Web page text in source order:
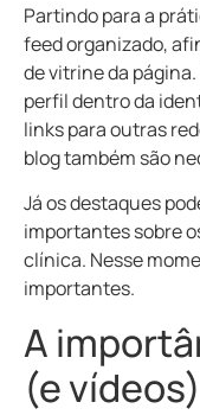
Partindo para a
feed organizado,
de vitrine da
perfil dentro da
links para outras
blog também são
Já os destaques
importantes sobre
clínica. Nesse
importantes.
A
(e